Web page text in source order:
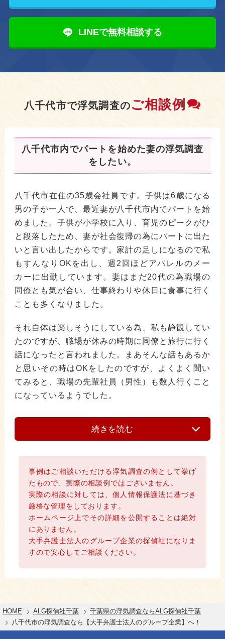
LINEで無料相談する
八千代市で浮気調査のご相談例
八千代市内でパートを始めた妻の浮気調査
をしたい。
八千代市在住の35歳会社員です。子供は6歳になる
男の子が一人で、最近妻が八千代市内でパートを始
めました。子供が小学校に入り、育児のピークがひ
と段落したため、妻が社会復帰の為にパートに出た
いと言い出したからです。家計の足しになるので私
もすんなりOKを出し、週2回ほどアパレルのメー
カーに出勤しています。妻はまだ20代の為職場の
同僚とも気が合い、仕事終わりや休日に食事に行く
ことも多くなりました。
それ自体は楽しそうにしている為、私も静観してい
たのですが、職場が休みの時期に同僚と旅行に行く
話になったと言われました。まあそんな話もあるか
と思いその時はOKをしたのですが、よくよく聞い
てみると、職場の先輩社員（男性）も数人行くこと
になっているようでした。
続きを読む
事例はご相談いただける浮気調査の例として挙げ
たもので、実際の相談例ではございません。
実際の相談に対しては、個人情報保護法に基づき
厳格な管理をしております。
ホームページ上でその詳細を公開することは絶対
にありません。
大手弁護士法人のグループ企業の探偵社になりま
すので安心してご相談ください。
HOME ALG探偵社千葉
千葉県の浮気調査ならALG探偵社千葉
八千代市の浮気調査なら【大手弁護士法人のグループ企業】へ！